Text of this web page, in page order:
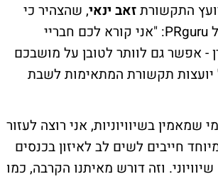
התקשורתזאב ינאי, שהצהיר כי
יוותר על מקומו בפאנל לטוב אישה: ינאי כתב בדף הפייסבוק של PRguru: "אני קורא לכם חבריי
- אפשר גם לוותר לטובן על מושבכם
יועצות תקשורת המתאימות לשבת
והמוערך יש רק 3 נשים מול 19 גברים. כמי שמאמין בשיוויוניות, אני רוצה לעזור
חייבים לשים לב לאיזון בכנסים
וזה דורש מאיתנו הקרבה, כמו